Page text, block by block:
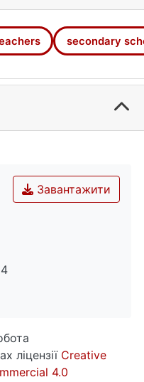
secondary
Завантажити
ліцензії Creative
4.0